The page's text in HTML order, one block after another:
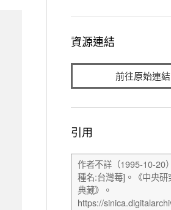
資源連結
前往原始連結
引用